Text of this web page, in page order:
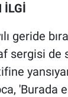
İLGİ
geride
sergisi
'Burada